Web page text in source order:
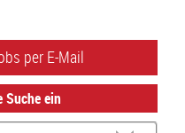
per E-Mail
Suche ein